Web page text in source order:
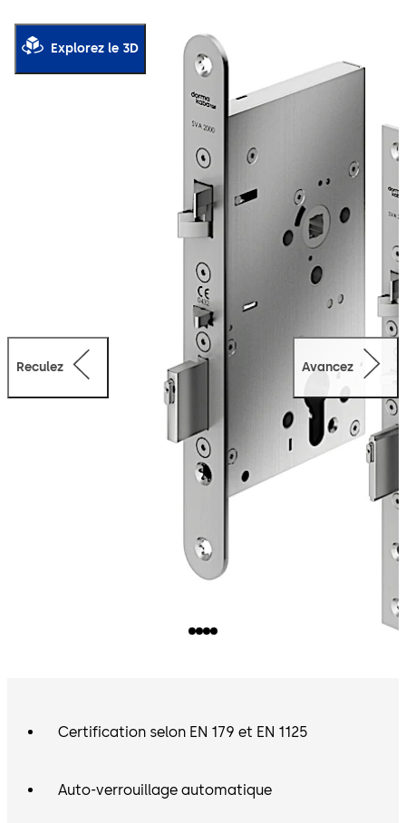
accru grâce au déverrouillage anti-panique total.
Grâce à la fonction anti-panique, la porte s’ouvre en un
mouvement depuis l’intérieur ; le verrouillage mécanique
automatique assure ensuite un verrouillage sûr dès que
Modes de fonctionnement : Connexion directe au(x)
participant(s) BUS CAN/DCW® p. ex. : ED 100/250, en
tant que système autonome avec l’intégralité des
fonctions sur la commande externe SVP-S 4x DCW ou
autonome (fonction : uniquement ouvert/fermé).
La serrure convient à une utilisation dans les issues de
secours et voies de sauvetage selon EN 179 et selon EN
1125 pour les portes anti-panique avec barre
d’actionnement horizontale.
Reculez Avancez
Explorez le 3D
Certification selon EN 179 et EN 1125
Auto-verrouillage automatique